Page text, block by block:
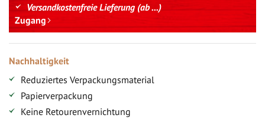
Versandkostenfreie Lieferung (ab ...)
Zugang
Nachhaltigkeit
Reduziertes Verpackungsmaterial
Papierverpackung
Keine Retourenvernichtung